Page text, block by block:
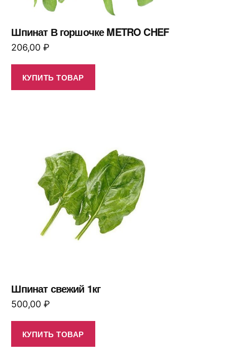
Шпинат В горшочке METRO CHEF
206,00 ₽
КУПИТЬ ТОВАР
Шпинат свежий 1кг
500,00 ₽
КУПИТЬ ТОВАР